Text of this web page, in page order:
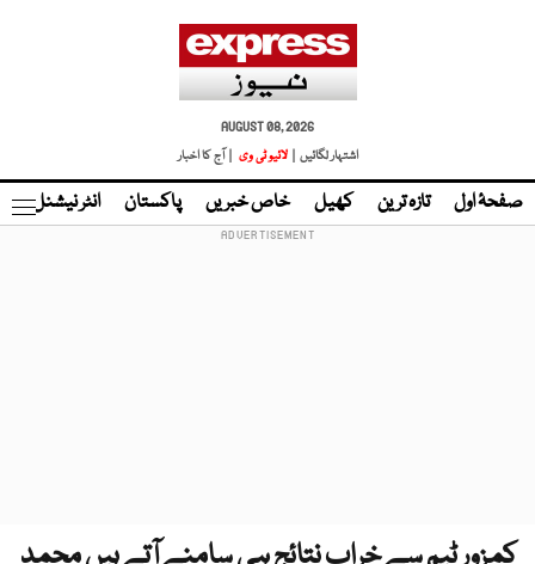
AUGUST 08, 2026
اشتہار لگائیں |
لائیو ٹی وی | آج کا اخبار
صفحۂ اول تازہ ترین کھیل خاص خبریں پاکستان انٹر نیشنل